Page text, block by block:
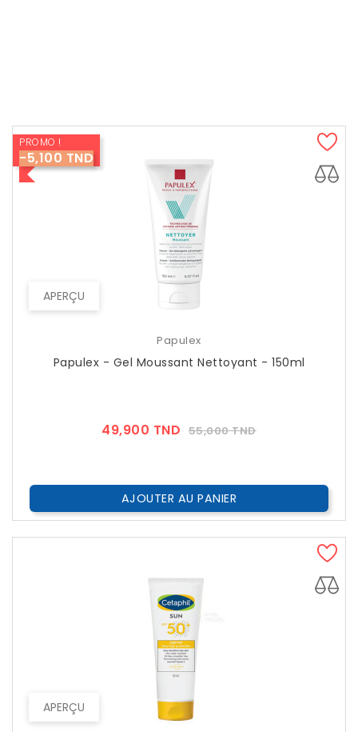
APERÇU
PROMO !
-5,100 TND
Papulex
Papulex - Gel Moussant Nettoyant - 150ml
49,900 TND Prix
55,000 TNDPrix
AJOUTER AU PANIER
APERÇU